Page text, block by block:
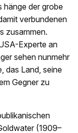
hänge der grobe
verbundenen
zusammen.
Experte an
sehen nunmehr
das Land, seine
Gegner zu
(1909–